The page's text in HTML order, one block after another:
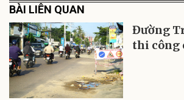
BÀI LIÊN QUAN
Đường
thi công